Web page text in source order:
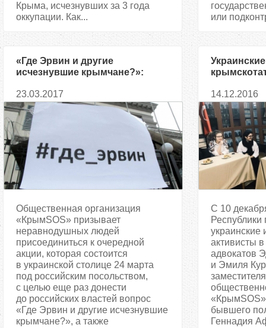
Крыма, исчезнувших за 3 года
оккупации. Как...
или
«Где Эрвин и другие
исчезнувшие крымчане?»:
преступлениях оккупантов под
Посольством РФ
23.03.2017
Общественная организация
«КрымSOS» призывает
неравнодушных людей
присоединиться к очередной
акции, которая состоится
в украинской столице 24 марта
под российским посольством,
с целью еще раз донести
до российских властей вопрос
«Где Эрвин и другие исчезнувшие
крымчане?», а также
14.12.2016
С 10
украинские
активисты
адвокатов
и Эмиля
бывшего
Геннадия